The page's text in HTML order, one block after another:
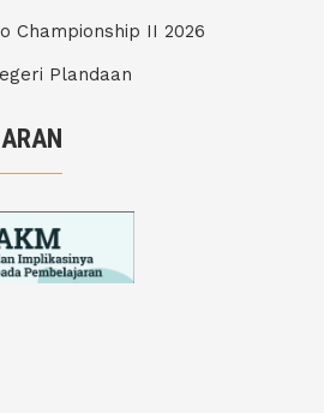
Championship II 2026
Plandaan